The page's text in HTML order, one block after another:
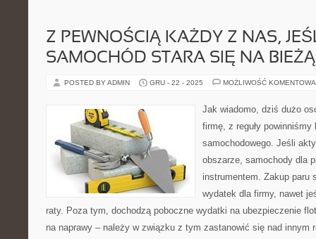
Z PEWNOŚCIĄ KAŻDY Z NAS,
SAMOCHÓD STARA SIĘ NA
POSTED BY ADMIN GRU - 22 - 2025 MOŻLIWOŚĆ
Jak wiadomo, dziś dużo
firmę, z reguły
samochodowego. Jeśli
obszarze, samochody dla
instrumentem. Zakup paru
wydatek dla firmy, nawet
raty. Poza tym, dochodzą poboczne wydatki na ubezpieczenie
na naprawy – należy w związku z tym zastanowić się nad innym